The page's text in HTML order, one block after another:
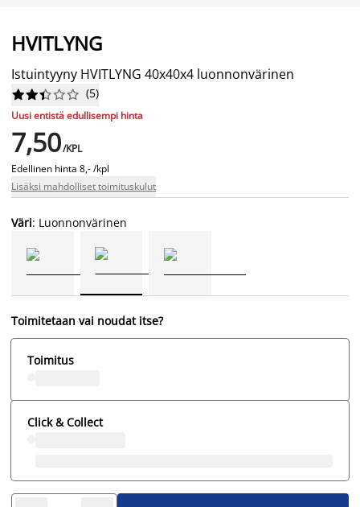
HVITLYNG
Istuintyyny HVITLYNG 40x40x4 luonnonvärinen





 (5)
Uusi entistä edullisempi hinta
7,50/KPL
Edellinen hinta 8,- /kpl
Lisäksi mahdolliset toimituskulut
Väri: Luonnonvärinen
Toimitetaan vai noudat itse?
Toimitus
Click & Collect